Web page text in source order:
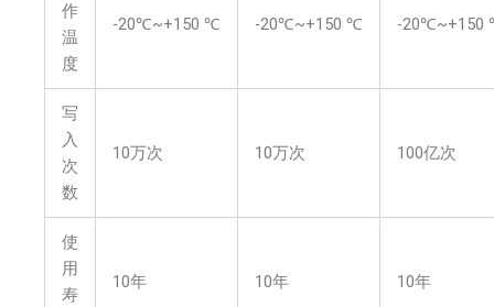
作
温
度
-20℃~+150 ℃ -20℃~+150 ℃ -20℃~+150
写
入
次
数
10万次 10万次 100亿次
使
用
寿
10年 10年 10年